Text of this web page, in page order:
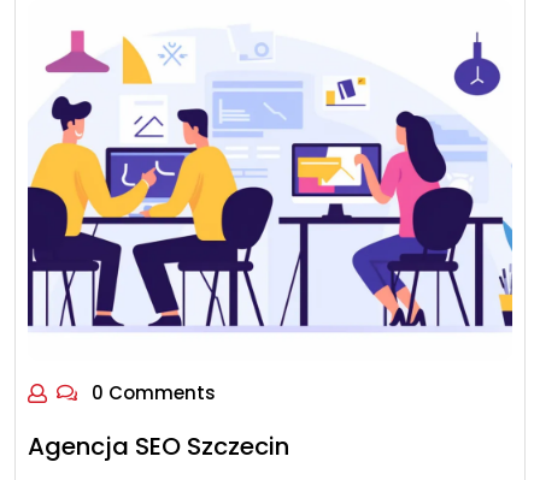
0 Comments
Agencja SEO Szczecin